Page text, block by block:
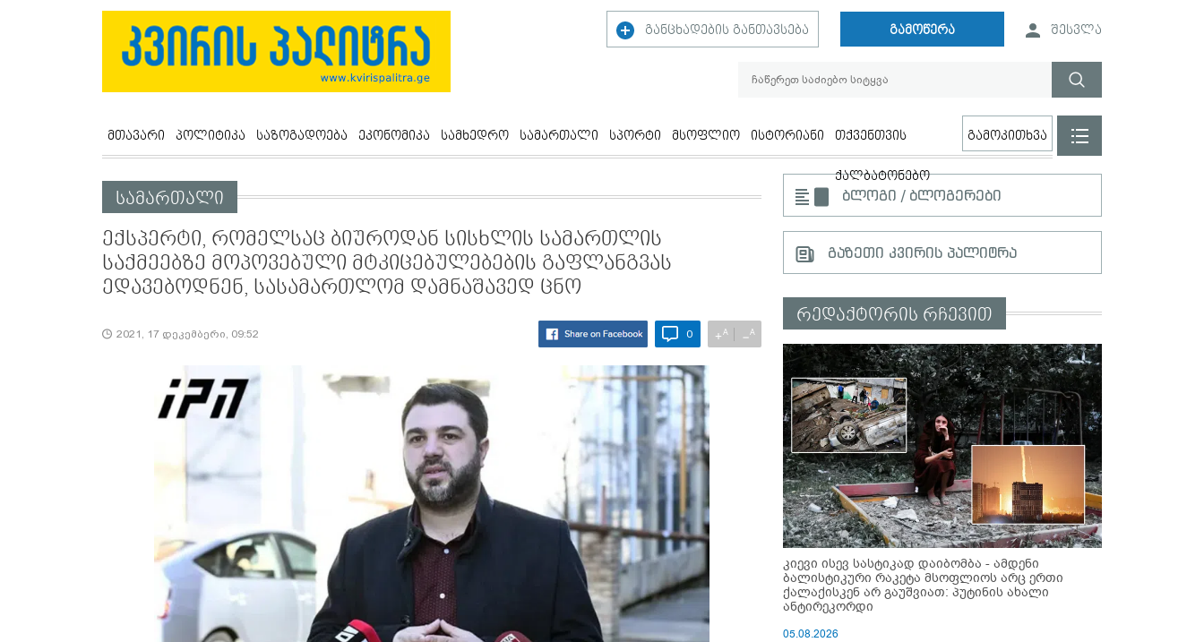
განცხადების განთავსება გამოწერა შესვლა
მთავარი პოლიტიკა საზოგადოება ეკონომიკა სამხედრო სამართალი სპორტი მსოფლიო ისტორიანი თქვენთვის
ქალბატონებო
გამოკითხვა
სამართალი
ექსპერტი, რომელსაც ბიუროდან სისხლის სამართლის
საქმეებზე მოპოვებული მტკიცებულებების გაფლანგვას
ედავებოდნენ, სასამართლომ დამნაშავედ ცნო
2021, 17 დეკემბერი, 09:52 0 +A −A
ბლოგი / ბლოგერები
გაზეთი კვირის პალიტრა
რედაქტორის რჩევით
კიევი ისევ სასტიკად დაიბომბა - ამდენი
ბალისტიკური რაკეტა მსოფლიოს არც ერთი
ქალაქისკენ არ გაუშვიათ: პუტინის ახალი
ანტირეკორდი
05.08.2026